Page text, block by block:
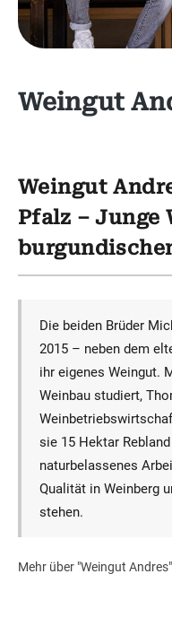
Weingut
Weingut
Pfalz – Junge
Die beiden Brüder
2015 – neben dem
ihr eigenes Weingut.
Weinbau studiert,
sie 15 Hektar
naturbelassenes
Qualität in Weinberg
stehen.
Mehr über "Weingut